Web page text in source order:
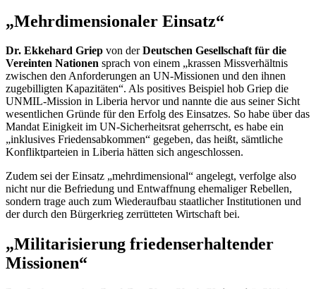
„Mehrdimensionaler Einsatz“
Dr. Ekkehard Griep von derDeutschen Gesellschaft für die
Vereinten Nationen sprach von einem „krassen Missverhältnis
zwischen den Anforderungen an UN-Missionen und den ihnen
zugebilligten Kapazitäten“. Als positives Beispiel hob Griep die
UNMIL-Mission in Liberia hervor und nannte die aus seiner Sicht
wesentlichen Gründe für den Erfolg des Einsatzes. So habe über das
Mandat Einigkeit im UN-Sicherheitsrat geherrscht, es habe ein
„inklusives Friedensabkommen“ gegeben, das heißt, sämtliche
Konfliktparteien in Liberia hätten sich angeschlossen.
Zudem sei der Einsatz „mehrdimensional“ angelegt, verfolge also
nicht nur die Befriedung und Entwaffnung ehemaliger Rebellen,
sondern trage auch zum Wiederaufbau staatlicher Institutionen und
der durch den Bürgerkrieg zerrütteten Wirtschaft bei.
„Militarisierung friedenserhaltender
Missionen“